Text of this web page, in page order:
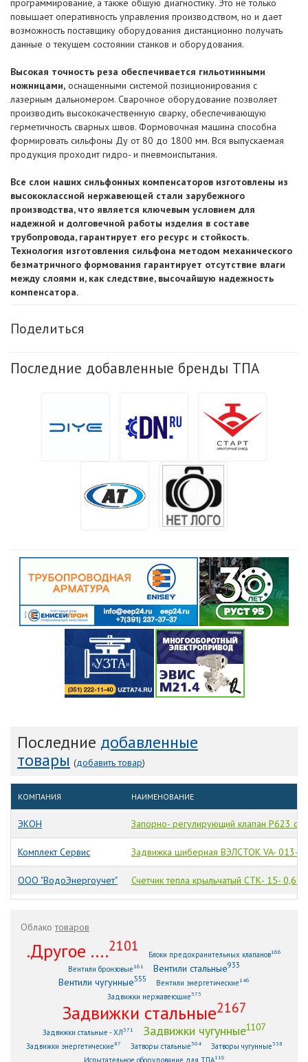
повышает оперативность управления производством, но и дает
возможность поставщику оборудования дистанционно получать
данные о текущем состоянии станков и оборудования.
Высокая точность реза обеспечивается гильотинными
ножницами, оснащенными системой позиционирования с
лазерным дальномером. Сварочное оборудование позволяет
производить высококачественную сварку, обеспечивающую
герметичность сварных швов. Формовочная машина способна
формировать сильфоны Ду от 80 до 1800 мм. Вся выпускаемая
продукция проходит гидро- и пневмоиспытания.
Все слои наших сильфонных компенсаторов изготовлены из
высококлассной нержавеющей стали зарубежного
производства, что является ключевым условием для
надежной и долговечной работы изделия в составе
трубопровода, гарантирует его ресурс и стойкость.
Технология изготовления сильфона методом механического
безматричного формования гарантирует отсутствие влаги
между слоями и, как следствие, высочайшую надежность
компенсатора.
Поделиться
Последние добавленные бренды ТПА
Последние добавленные
товары (добавить товар)
КОМПАНИЯ НАИМЕНОВАНИЕ
ЭКОН Запорно- регулирующий клапан Р623 с
Комплект Сервис Задвижка шиберная ВЭЛСТОК VA- 013-
ООО "ВодоЭнергоучет" Счетчик тепла крыльчатый СТК- 15- 0,6
Облакотоваров
.Другое ....2101
Блоки предохранительных клапанов166
Вентили бронзовые161 Вентили стальные933
Вентили чугунные555 Вентили энергетические146
Задвижки нержавеющие373
Задвижки стальные2167
Задвижки стальные - ХЛ371 Задвижки чугунные1107
Задвижки энергетические87 Затворы стальные304 Затворы чугунные338
Испытательное оборудование для ТПА119